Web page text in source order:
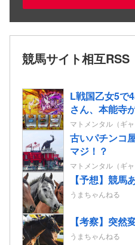
競馬サイト相互RSS
L戦国乙女5で
さん、本能寺
マトメンタル（ギャ
古いパチンコ
マジ！？
マトメンタル（ギャ
【予想】競馬
うまちゃんねる
【考察】突然
うまちゃんねる